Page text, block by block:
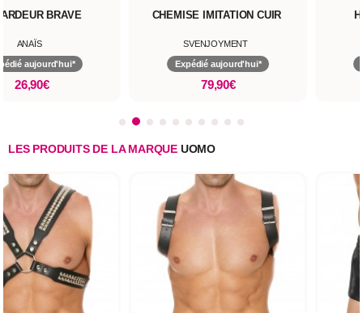
BRAVE
ANAÏS
aujourd'hui*
26,90€
CHEMISE IMITATION CUIR
SVENJOYMENT
Expédié aujourd'hui*
79,90€
LES PRODUITS DE LA MARQUE UOMO